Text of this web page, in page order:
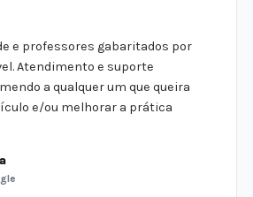
e professores gabaritados por
Atendimento e suporte
a qualquer um que queira
e/ou melhorar a prática